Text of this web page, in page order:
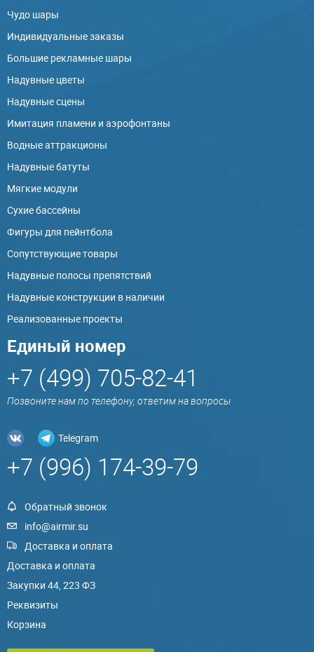
Чудо шары
Индивидуальные заказы
Большие рекламные шары
Надувные цветы
Надувные сцены
Имитация пламени и аэрофонтаны
Водные аттракционы
Надувные батуты
Мягкие модули
Сухие бассейны
Фигуры для пейнтбола
Сопутствующие товары
Надувные полосы препятствий
Надувные конструкции в наличии
Реализованные проекты
Единый номер
+7 (499) 705-82-41
Позвоните нам по телефону, ответим на вопросы
Telegram
+7 (996) 174-39-79
Обратный звонок
info@airmir.su
Доставка и оплата
Доставка и оплата
Закупки 44, 223 ФЗ
Реквизиты
Корзина